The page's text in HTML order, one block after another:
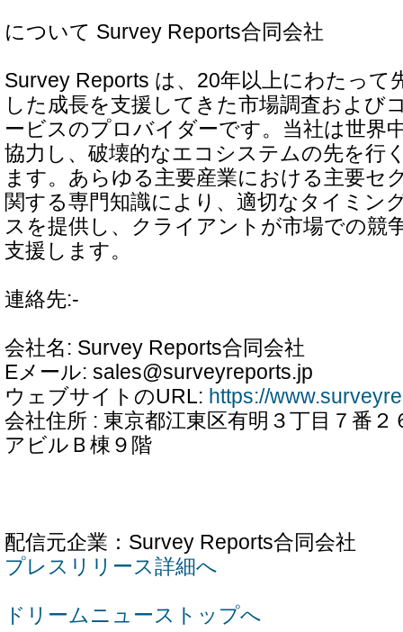
について Survey Reports合同会社
Survey Reports は、20年以上にわたって
した成長を支援してきた市場調査および
ービスのプロバイダーです。当社は世界
協力し、破壊的なエコシステムの先を行
ます。あらゆる主要産業における主要セ
関する専門知識により、適切なタイミン
スを提供し、クライアントが市場での競
支援します。
連絡先:-
会社名: Survey Reports合同会社
Eメール: sales@surveyreports.jp
ウェブサイトのURL: https://
会社住所 : 東京都江東区有明３丁目７番
アビルＢ棟９階
配信元企業：Survey Reports合同会社
プレスリリース詳細へ
ドリームニューストップへ